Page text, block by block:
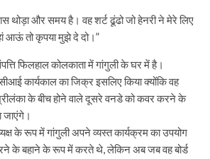
थोड़ा और समय है। वह शर्ट ढूंढो जो हेनरी ने मेरे लिए
आऊं तो कृपया मुझे दे दो।”
फिलहाल कोलकाता में गांगुली के घर में है।
कार्यकाल का जिक्र इसलिए किया क्योंकि वह
के बीच होने वाले दूसरे वनडे को कवर करने के
जाएंगे।
के रूप में गांगुली अपने व्यस्त कार्यक्रम का उपयोग
के बहाने के रूप में करते थे, लेकिन अब जब वह बोर्ड